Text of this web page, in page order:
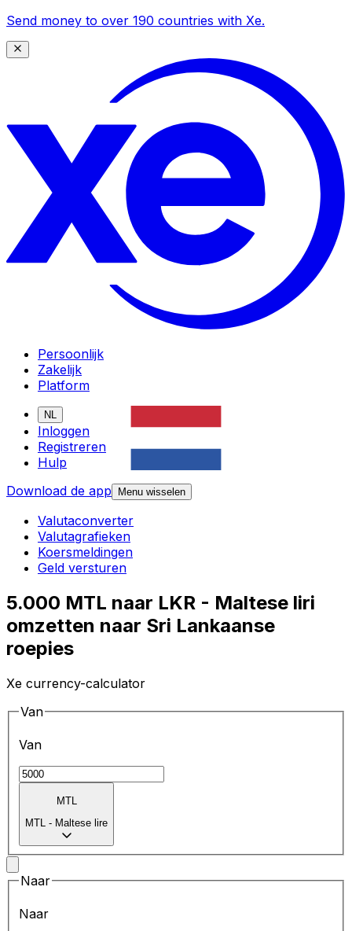
Send money to over 190 countries with Xe.
Persoonlijk
Zakelijk
Platform
NL
Inloggen
Registreren
Hulp
Download de app
Menu wisselen
Valutaconverter
Valutagrafieken
Koersmeldingen
Geld versturen
5.000 MTL naar LKR - Maltese liri
omzetten naar Sri Lankaanse
roepies
Xe currency-calculator
Van
Van
MTL
MTL - Maltese lire
Naar
Naar